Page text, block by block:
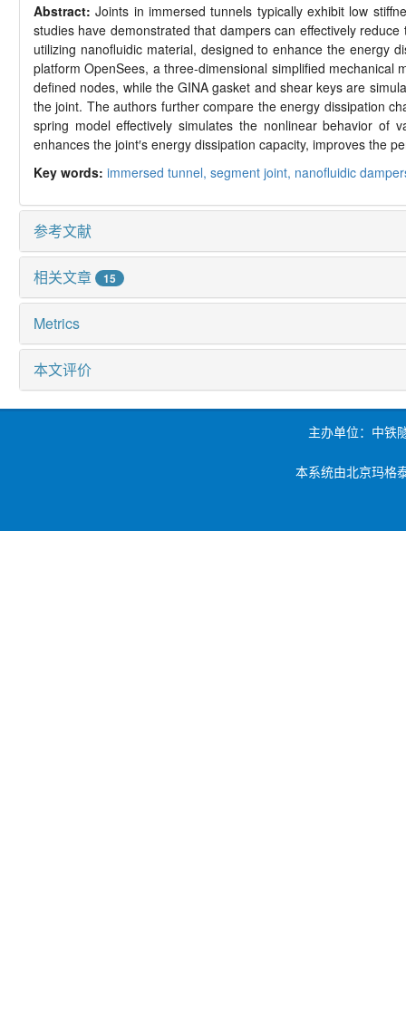
Abstract:Joints in immersed tunnels typically exhibit low
studies have demonstrated that dampers can effectively
utilizing nanofluidic material, designed to enhance the energy
platform OpenSees, a three-dimensional simplified mechanical
defined nodes, while the GINA gasket and shear keys are
the joint. The authors further compare the energy dissipation
spring model effectively simulates the nonlinear behavior of
enhances the joint′s energy dissipation capacity, improves the
Key words: immersed tunnel, segment joint, nanofluidic
参考文献
相关文章 15
Metrics
本文评价
主办单位：中铁
本系统由北京玛格